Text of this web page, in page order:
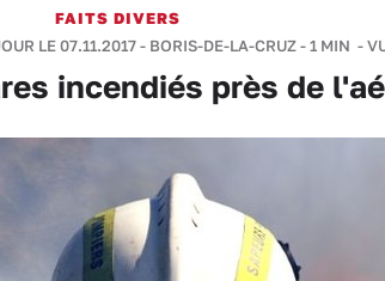
FAITS DIVERS
LE 07.11.2017 - BORIS-DE-LA-CRUZ-1 MIN -
incendiés près de